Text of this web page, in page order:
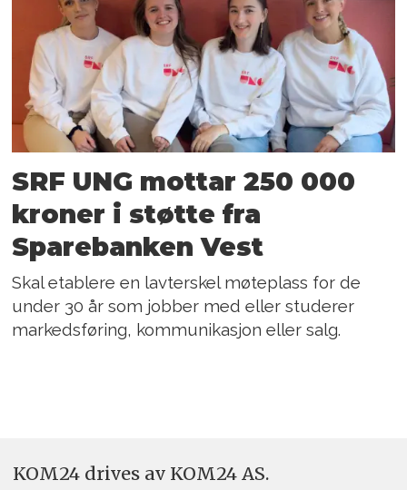
SRF UNG mottar 250 000
kroner i støtte fra
Sparebanken Vest
Skal etablere en lavterskel møteplass for de
under 30 år som jobber med eller studerer
markedsføring, kommunikasjon eller salg.
KOM24 drives av KOM24 AS.